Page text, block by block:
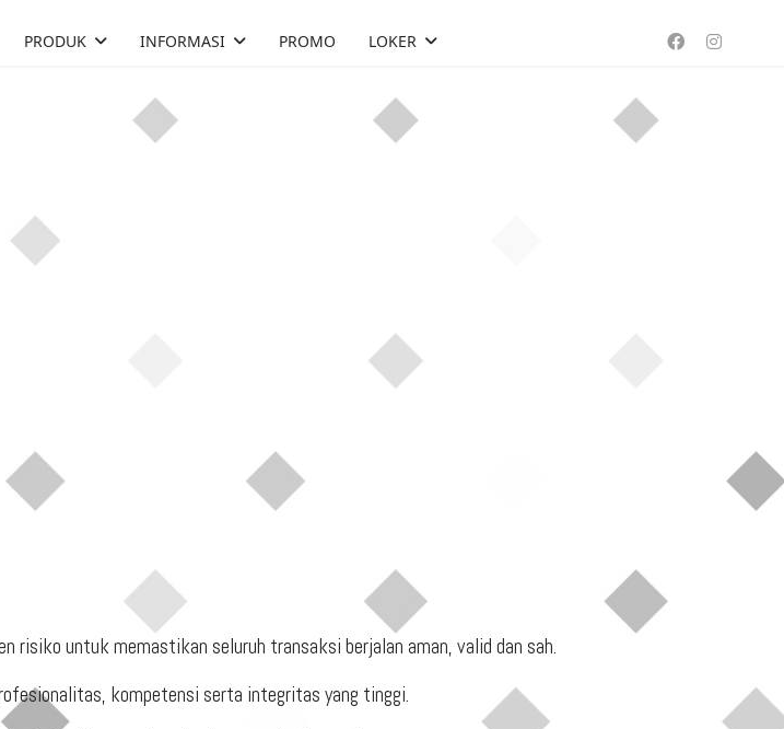
PRODUK INFORMASI PROMO LOKER
risiko untuk memastikan seluruh transaksi berjalan aman, valid dan sah.
kompetensi serta integritas yang tinggi.